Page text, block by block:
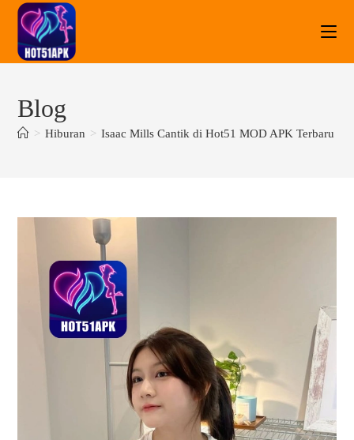
Blog
> Hiburan > Isaac Mills Cantik di Hot51 MOD APK Terbaru